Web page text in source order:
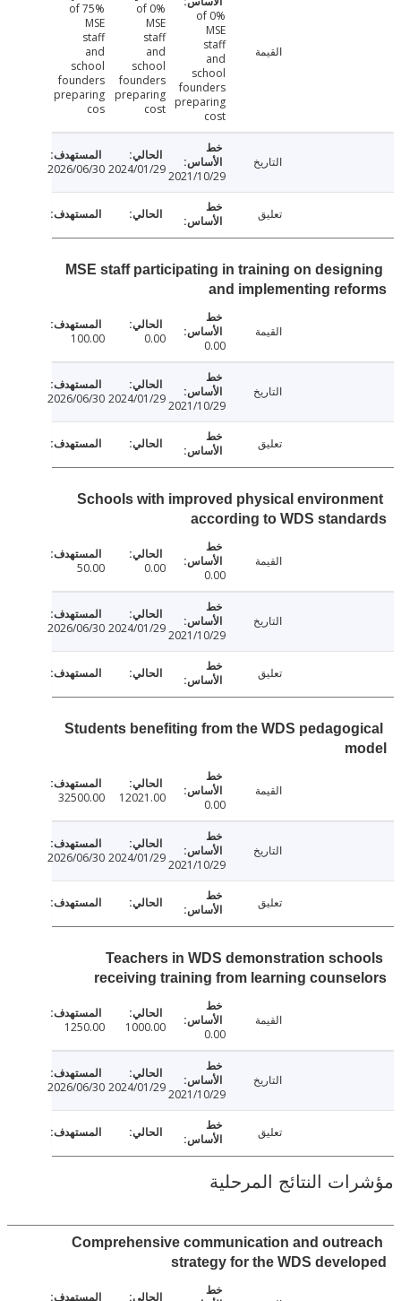
and
founders
preparing
0% of
MSE
staff
and
school
founders
preparing
cost
MSE
staff
and
school
founders
preparing
cos
2021/10/29
2024/01/29
2026/06/30
MSE staff participating in training on
and implementing
0.00
100.00
2021/10/29
2024/01/29
2026/06/30
Schools with improved physical
according to WDS
0.00
50.00
2021/10/29
2024/01/29
2026/06/30
Students benefiting from the WDS
12021.00
32500.00
2021/10/29
2024/01/29
2026/06/30
Teachers in WDS demonstration
receiving training from learning
1000.00
1250.00
2021/10/29
2024/01/29
2026/06/30
النتائج المرحلية
Comprehensive communication and
strategy for the WDS